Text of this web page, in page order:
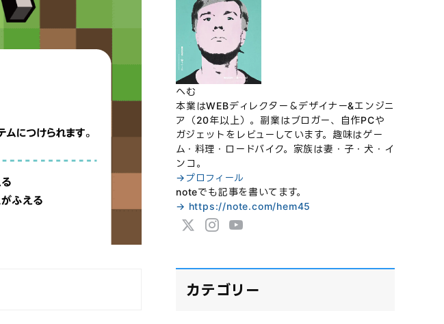
へむ
本業はWEBディレクター＆デザイナー&エンジニ
ア（20年以上）。副業はブロガー、自作PCや
ガジェットをレビューしています。趣味はゲー
ム・料理・ロードバイク。家族は妻・子・犬・イ
ンコ。
→プロフィール
noteでも記事を書いてます。
→ https://note.com/hem45
カテゴリー